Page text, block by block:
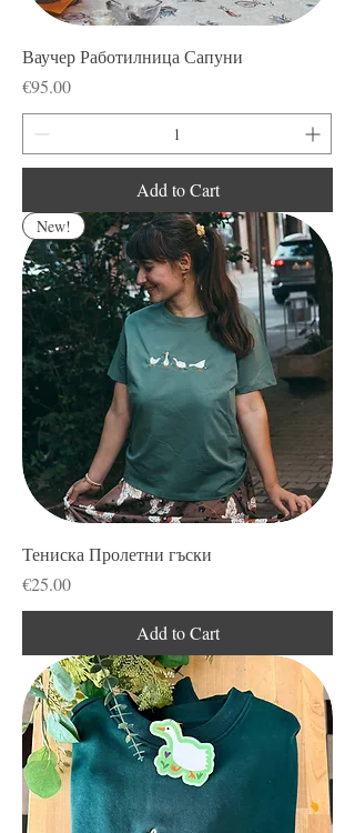
Ваучер Работилница Сапуни
Price
€95.00
Add to Cart
New!
Тениска Пролетни гъски
Price
€25.00
Add to Cart